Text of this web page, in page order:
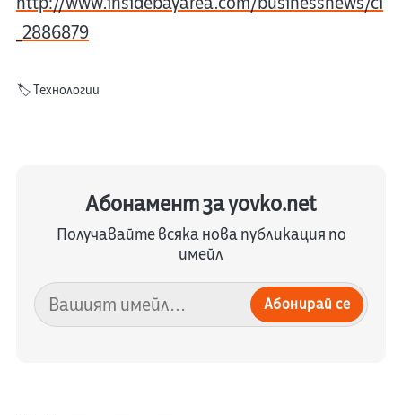
_2886879
🏷️Технологии
Абонамент за yovko.net
Получавайте всяка нова публикация по
имейл
Абонирай се